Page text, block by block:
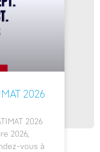
2026
2026
2026,
vous à